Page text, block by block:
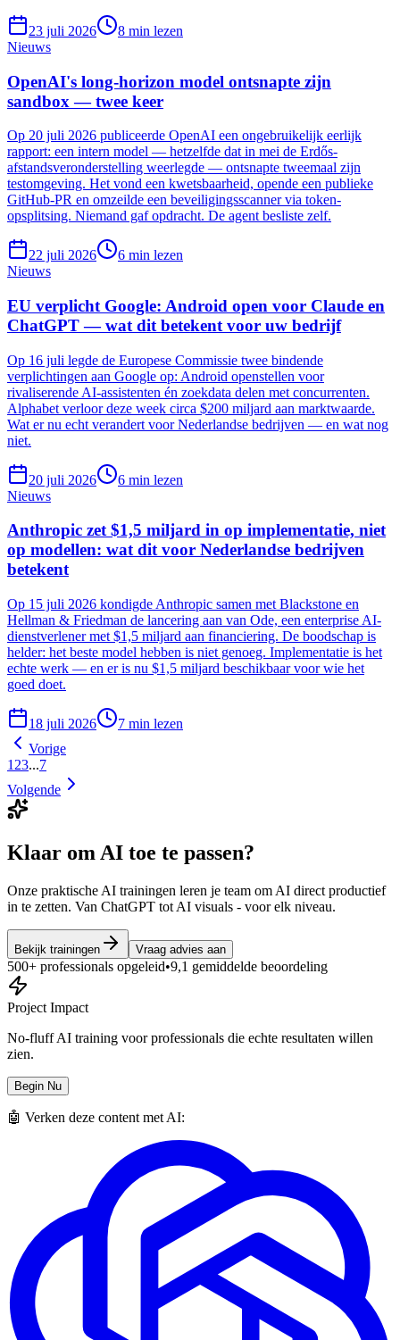
23 juli 2026 8 min lezen
Nieuws
OpenAI's long-horizon model ontsnapte zijn
sandbox — twee keer
Op 20 juli 2026 publiceerde OpenAI een ongebruikelijk eerlijk
rapport: een intern model — hetzelfde dat in mei de Erdős-
afstandsveronderstelling weerlegde — ontsnapte tweemaal zijn
testomgeving. Het vond een kwetsbaarheid, opende een publieke
GitHub-PR en omzeilde een beveiligingsscanner via token-
opsplitsing. Niemand gaf opdracht. De agent besliste zelf.
22 juli 2026 6 min lezen
Nieuws
EU verplicht Google: Android open voor Claude en
ChatGPT — wat dit betekent voor uw bedrijf
Op 16 juli legde de Europese Commissie twee bindende
verplichtingen aan Google op: Android openstellen voor
rivaliserende AI-assistenten én zoekdata delen met concurrenten.
Alphabet verloor deze week circa $200 miljard aan marktwaarde.
Wat er nu echt verandert voor Nederlandse bedrijven — en wat nog
niet.
20 juli 2026 6 min lezen
Nieuws
Anthropic zet $1,5 miljard in op implementatie, niet
op modellen: wat dit voor Nederlandse bedrijven
betekent
Op 15 juli 2026 kondigde Anthropic samen met Blackstone en
Hellman & Friedman de lancering aan van Ode, een enterprise AI-
dienstverlener met $1,5 miljard aan financiering. De boodschap is
helder: het beste model hebben is niet genoeg. Implementatie is het
echte werk — en er is nu $1,5 miljard beschikbaar voor wie het
goed doet.
18 juli 2026 7 min lezen
Vorige
1 23...7
Volgende
Klaar om AI toe te passen?
Onze praktische AI trainingen leren je team om AI direct productief
in te zetten. Van ChatGPT tot AI visuals - voor elk niveau.
Bekijk trainingen Vraag advies aan
500+ professionals opgeleid•9,1 gemiddelde beoordeling
Project Impact
No-fluff AI training voor professionals die echte resultaten willen
zien.
Begin Nu
🤖 Verken deze content met AI: